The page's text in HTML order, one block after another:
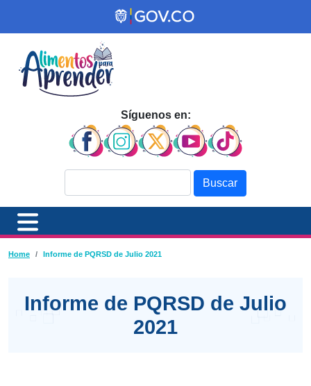
Pasar al contenido principal
Síguenos en:
Ruta de navegación
Home Informe de PQRSD de Julio 2021
Informe de PQRSD de Julio
2021